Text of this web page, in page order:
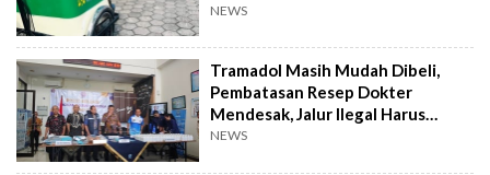
NEWS
Tramadol Masih Mudah Dibeli,
Pembatasan Resep Dokter
Mendesak, Jalur Ilegal Harus
Distop
NEWS